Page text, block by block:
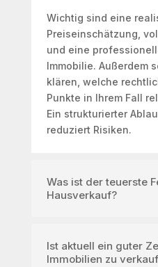
Wichtig sind eine
Preiseinschätzung,
und eine
Immobilie. Außerdem
klären, welche
Punkte in Ihrem Fall
Ein strukturierter
reduziert Risiken.
Was ist der teuerste
Hausverkauf?
Ist aktuell ein guter
Immobilien zu